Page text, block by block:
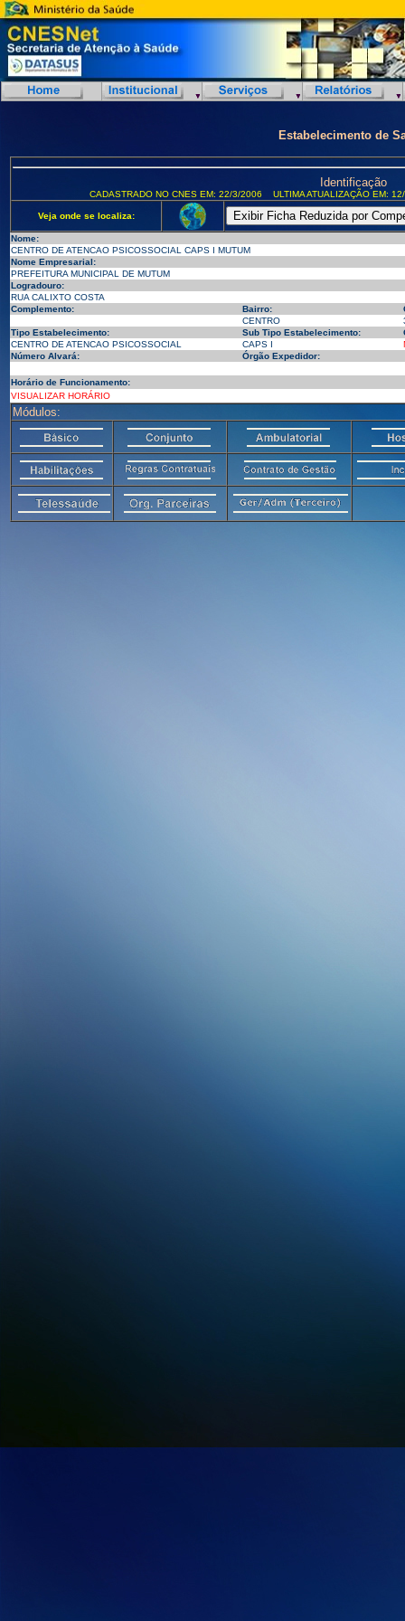
Estabelecimento de
Identificação
CADASTRADO NO CNES EM: 22/3/2006 ULTIMA ATUALIZAÇÃO EM:
Veja onde se localiza:
Nome:
CENTRO DE ATENCAO PSICOSSOCIAL CAPS I MUTUM
Nome Empresarial:
PREFEITURA MUNICIPAL DE MUTUM
Logradouro:
RUA CALIXTO COSTA
Complemento:
Bairro:
CENTRO
Tipo Estabelecimento:
Sub Tipo Estabelecimento:
CENTRO DE ATENCAO PSICOSSOCIAL
CAPS I
Número Alvará:
Órgão Expedidor:
Horário de Funcionamento:
VISUALIZAR HORÁRIO
Módulos: